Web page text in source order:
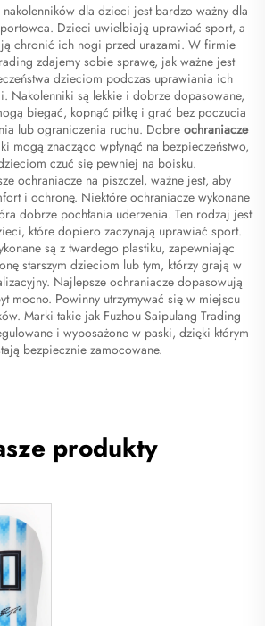
dla dzieci jest bardzo ważny dla
Dzieci uwielbiają uprawiać sport, a
chronić ich nogi przed urazami. W firmie
zdajemy sobie sprawę, jak ważne jest
dzieciom podczas uprawiania ich
Nakolenniki są lekkie i dobrze dopasowane,
biegać, kopnąć piłkę i grać bez poczucia
lub ograniczenia ruchu. Dobre ochraniacze
mogą znacząco wpłynąć na bezpieczeństwo,
czuć się pewniej na boisku.
ochraniacze na piszczel, ważne jest, aby
i ochronę. Niektóre ochraniacze wykonane
dobrze pochłania uderzenia. Ten rodzaj jest
które dopiero zaczynają uprawiać sport.
są z twardego plastiku, zapewniając
starszym dzieciom lub tym, którzy grają w
Najlepsze ochraniacze dopasowują
mocno. Powinny utrzymywać się w miejscu
Marki takie jak Fuzhou Saipulang Trading
i wyposażone w paski, dzięki którym
bezpiecznie zamocowane.
produkty